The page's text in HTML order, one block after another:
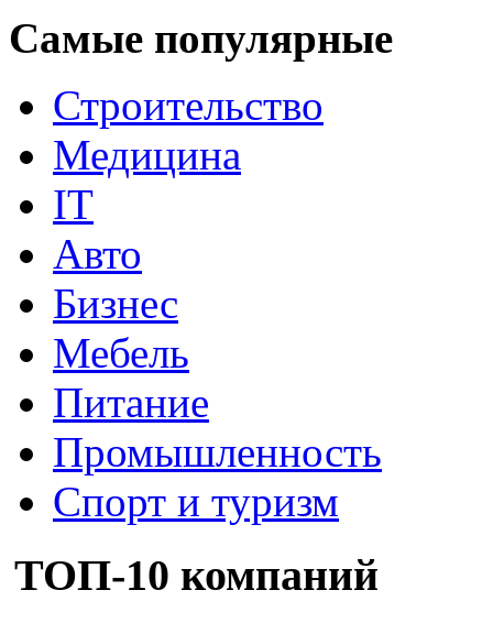
Самые популярные
Строительство
Медицина
IT
Авто
Бизнес
Мебель
Питание
Промышленность
Спорт и туризм
ТОП-10 компаний